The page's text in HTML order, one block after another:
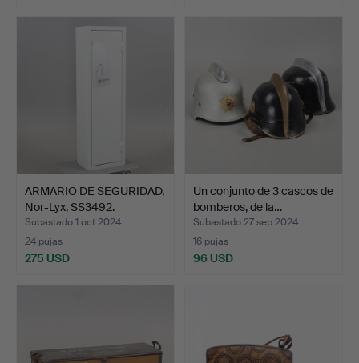
ARMARIO DE SEGURIDAD,
Nor-Lyx, SS3492.
Subastado 1 oct 2024
24 pujas
275 USD
Un conjunto de 3 cascos de
bomberos, de la…
Subastado 27 sep 2024
16 pujas
96 USD